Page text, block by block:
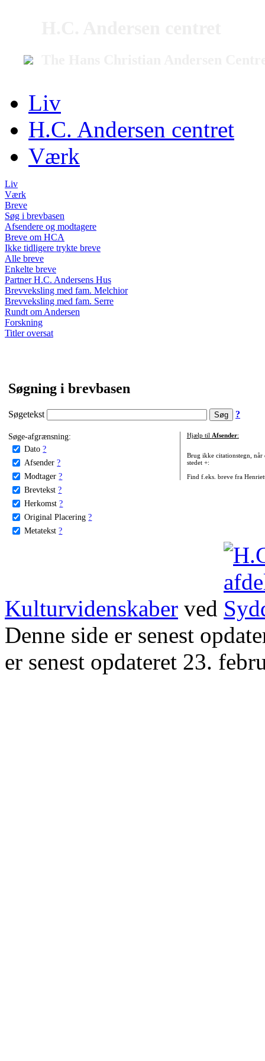
Liv
H.C. Andersen centret
Værk
Liv
Værk
Breve
Søg i brevbasen
Afsendere og modtagere
Breve om HCA
Ikke tidligere trykte breve
Alle breve
Enkelte breve
Partner H.C. Andersens Hus
Brevveksling med fam. Melchior
Brevveksling med fam. Serre
Rundt om Andersen
Forskning
Titler oversat
Søgning i brevbasen
Søgetekst ?
Søge-afgrænsning:
Dato ?
Afsender ?
Modtager ?
Brevtekst ?
Herkomst ?
Original Placering ?
Metatekst ?
Hjælp til Afsender:
Brug ikke citationstegn, når
stedet +:
Find f.eks. breve fra
Kulturvidenskaber ved
Denne side er senest
er senest opdateret 23.